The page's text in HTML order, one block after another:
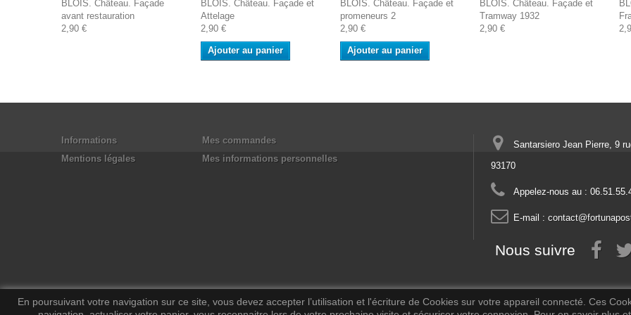
BLOIS. Château. Façade
avant restauration
2,90 €
BLOIS. Château. Façade et
Attelage
2,90 €
Ajouter au panier
BLOIS. Château. Façade et
promeneurs 2
2,90 €
Ajouter au panier
BLOIS. Château. Façade et
Tramway 1932
2,90 €
Informations
Mentions légales
Mes commandes
Mes informations personnelles
Santarsiero Jean Pierre, 9
93170
Appelez-nous au :
E-mail :
Nous suivre
En poursuivant votre navigation sur ce site, vous devez accepter l’utilisation et l'écriture de Cookies sur votre appareil connecté. Ces